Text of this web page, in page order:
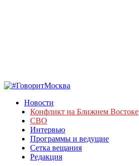
Новости
Конфликт на Ближнем Востоке
СВО
Интервью
Программы и ведущие
Сетка вещания
Редакция